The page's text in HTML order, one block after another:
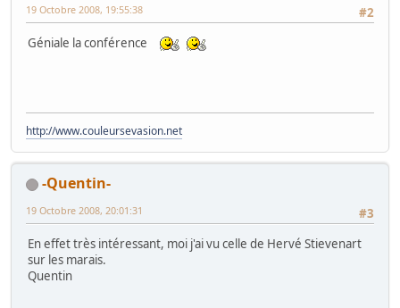
#2
19 Octobre 2008, 19:55:38
Géniale la conférence
http://www.couleursevasion.net
-Quentin-
#3
19 Octobre 2008, 20:01:31
En effet très intéressant, moi j'ai vu celle de Hervé Stievenart
sur les marais.
Quentin